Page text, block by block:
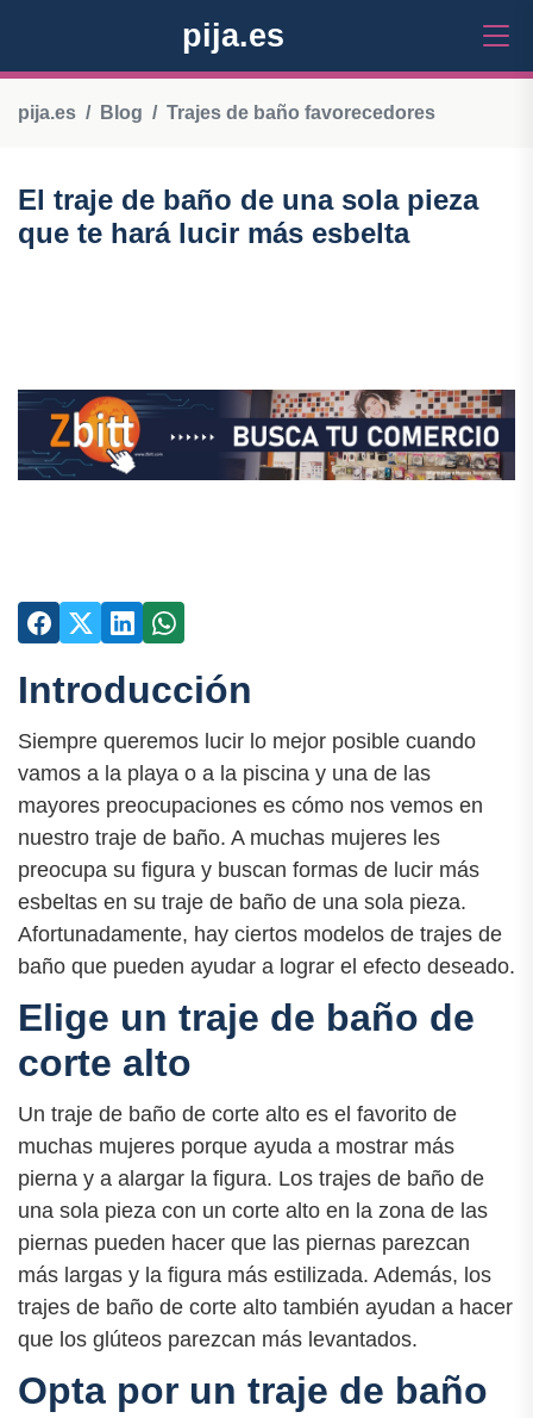
pija.es
pija.es Blog Trajes de baño favorecedores
El traje de baño de una sola pieza
que te hará lucir más esbelta
Introducción
Siempre queremos lucir lo mejor posible cuando
vamos a la playa o a la piscina y una de las
mayores preocupaciones es cómo nos vemos en
nuestro traje de baño. A muchas mujeres les
preocupa su figura y buscan formas de lucir más
esbeltas en su traje de baño de una sola pieza.
Afortunadamente, hay ciertos modelos de trajes de
baño que pueden ayudar a lograr el efecto deseado.
Elige un traje de baño de
corte alto
Un traje de baño de corte alto es el favorito de
muchas mujeres porque ayuda a mostrar más
pierna y a alargar la figura. Los trajes de baño de
una sola pieza con un corte alto en la zona de las
piernas pueden hacer que las piernas parezcan
más largas y la figura más estilizada. Además, los
trajes de baño de corte alto también ayudan a hacer
que los glúteos parezcan más levantados.
Opta por un traje de baño